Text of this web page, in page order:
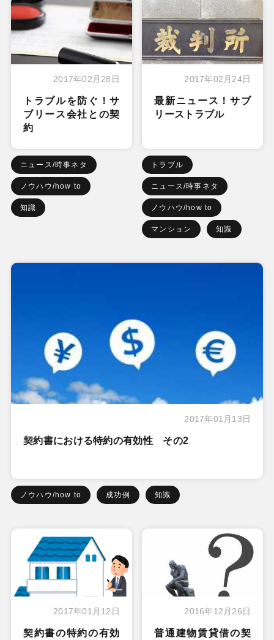
2017年02月28日
トラブルを防ぐ！サ
ブリース会社との契
約
ニュース/時事ネタ
ノウハウ/how to
知識
2017年02月24日
最新ニュース！サブ
リーストラブル
トラブル
ニュース/時事ネタ
ノウハウ/how to
マンション 知識
2017年01月13日
契約書における特約の有効性 その2
ノウハウ/how to 成功例 知識
2017年01月12日
契約書の特約の有効
2016年12月26日
普通建物賃貸借の契